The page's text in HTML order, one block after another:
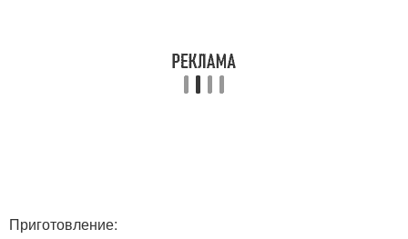
Приготовление: